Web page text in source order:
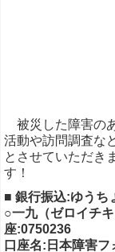
被災した障害の
活動や訪問調査な
とさせていただき
す！
■ 銀行振込:ゆうち
○一九（ゼロイチ
座:0750236
口座名:日本障害